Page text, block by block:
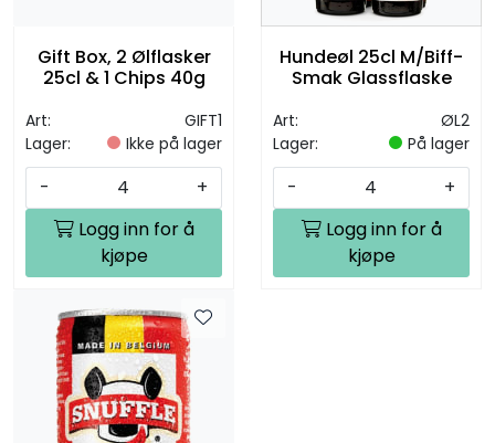
Gift Box, 2 Ølflasker
25cl & 1 Chips 40g
Art:
GIFT1
Lager:
Ikke på lager
-
+
Logg inn for å
kjøpe
Hundeøl 25cl M/Biff-
Smak Glassflaske
Art:
ØL2
Lager:
På lager
-
+
Logg inn for å
kjøpe